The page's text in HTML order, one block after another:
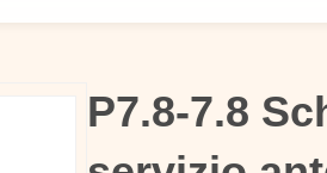
P7.8-7.8
P7.8-7.8